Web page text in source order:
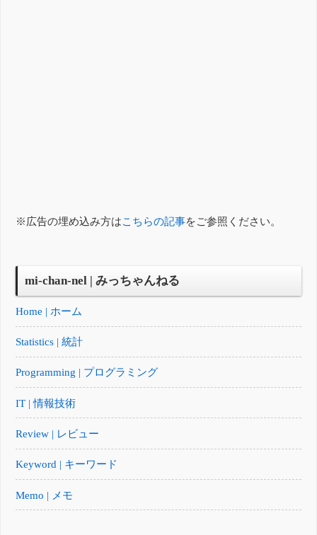
※広告の埋め込み方はこちらの記事をご参照ください。
mi-chan-nel | みっちゃんねる
Home | ホーム
Statistics | 統計
Programming | プログラミング
IT | 情報技術
Review | レビュー
Keyword | キーワード
Memo | メモ